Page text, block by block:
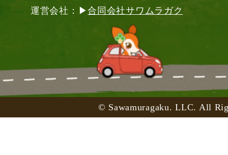
運営会社：▶合同会社サワムラガク
© Sawamuragaku. LLC. All